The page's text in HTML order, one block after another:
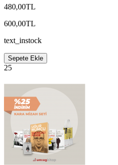
480,00TL
600,00TL
text_instock
Sepete Ekle
25